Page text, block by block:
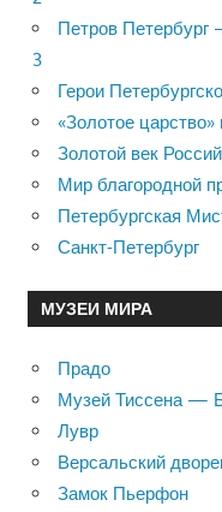
Петров
3
Герои
«Золотое
Золотой век
Мир благородной
Петербургская
Санкт-Петербург
МУЗЕИ МИРА
Прадо
Музей Тиссена —
Лувр
Версальский
Замок Пьерфон